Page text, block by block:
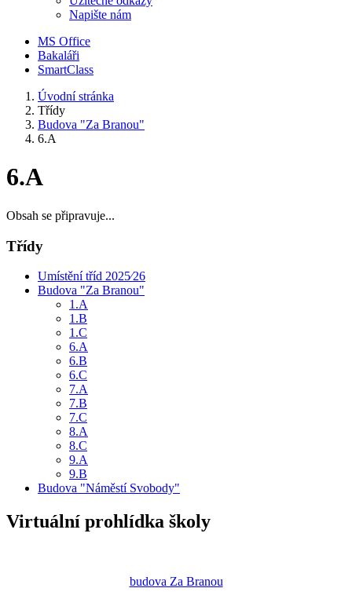
Napište nám
MS Office
Bakaláři
SmartClass
Úvodní stránka
Třídy
Budova "Za Branou"
6.A
6.A
Obsah se připravuje...
Třídy
Umístění tříd 2025⁄26
Budova "Za Branou"
1.A
1.B
1.C
6.A
6.B
6.C
7.A
7.B
7.C
8.A
8.C
9.A
9.B
Budova "Náměstí Svobody"
Virtuální prohlídka školy
budova Za Branou